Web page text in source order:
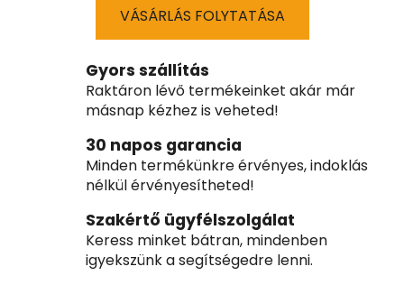
VÁSÁRLÁS FOLYTATÁSA
Gyors szállítás
Raktáron lévő termékeinket akár már
másnap kézhez is veheted!
30 napos garancia
Minden termékünkre érvényes, indoklás
nélkül érvényesítheted!
Szakértő ügyfélszolgálat
Keress minket bátran, mindenben
igyekszünk a segítségedre lenni.